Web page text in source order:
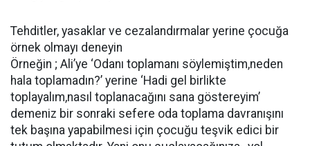
Tehditler, yasaklar ve cezalandırmalar yerine çocuğa
örnek olmayı deneyin
Örneğin ; Ali’ye ‘Odanı toplamanı söylemiştim,neden
hala toplamadın?’ yerine ‘Hadi gel birlikte
toplayalım,nasıl toplanacağını sana göstereyim’
demeniz bir sonraki sefere oda toplama davranışını
tek başına yapabilmesi için çocuğu teşvik edici bir